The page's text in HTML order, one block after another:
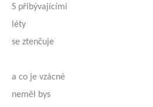
S přibývajícími
léty
se ztenčuje
a co je vzácné
neměl bys